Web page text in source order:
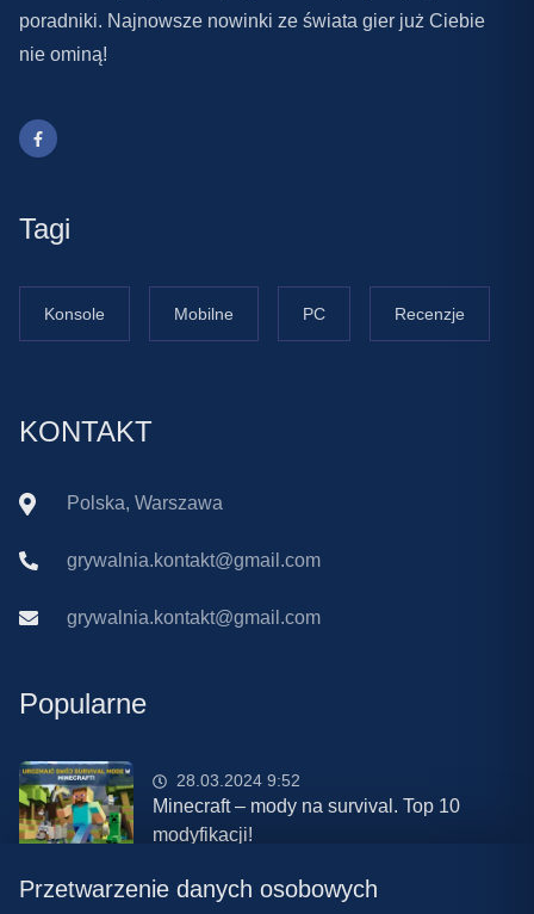
poradniki. Najnowsze nowinki ze świata gier już Ciebie
nie ominą!
Tagi
Konsole Mobilne PC Recenzje
KONTAKT
Polska, Warszawa
grywalnia.kontakt@gmail.com
grywalnia.kontakt@gmail.com
Popularne
28.03.2024 9:52
Minecraft – mody na survival. Top 10
modyfikacji!
08.03.2024 13:28
Przetwarzenie danych osobowych